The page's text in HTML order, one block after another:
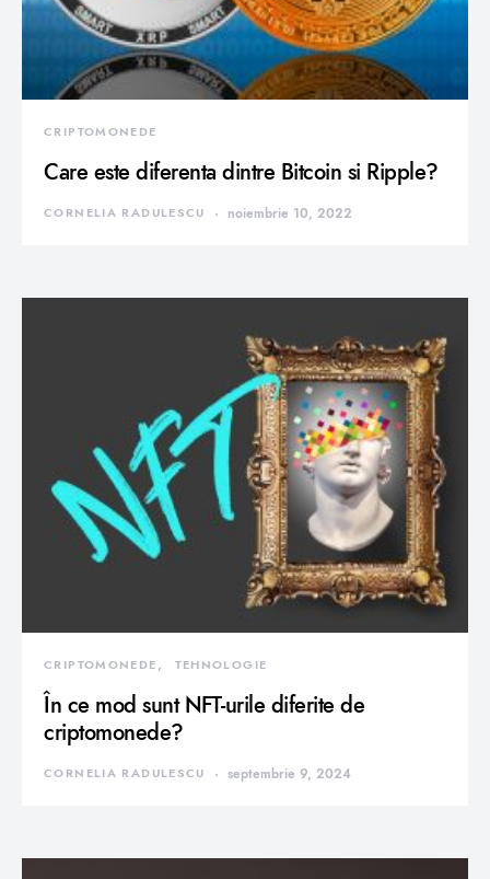
CRIPTOMONEDE
Care este diferenta dintre Bitcoin si Ripple?
CORNELIA RADULESCU noiembrie 10, 2022
CRIPTOMONEDE TEHNOLOGIE
În ce mod sunt NFT-urile diferite de
criptomonede?
CORNELIA RADULESCU septembrie 9, 2024